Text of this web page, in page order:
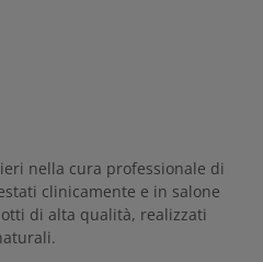
nella cura professionale di
clinicamente e in salone
di alta qualità, realizzati